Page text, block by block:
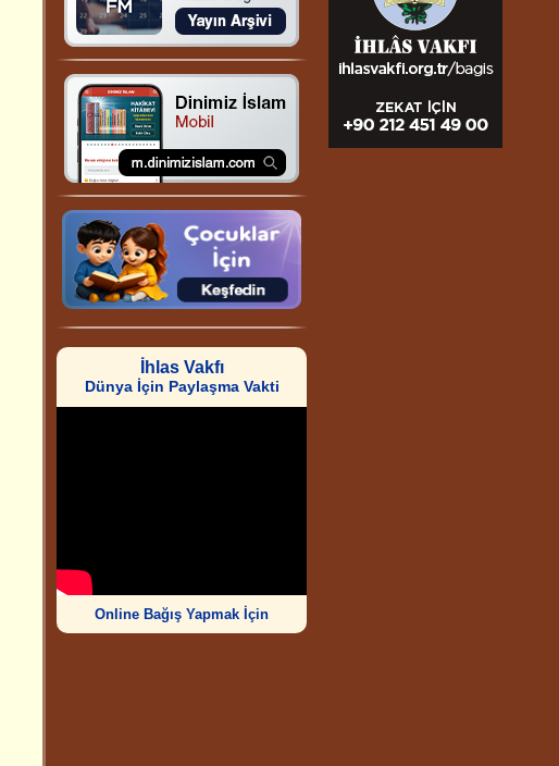
İhlas Vakfı
Dünya İçin Paylaşma Vakti
Online Bağış Yapmak İçin